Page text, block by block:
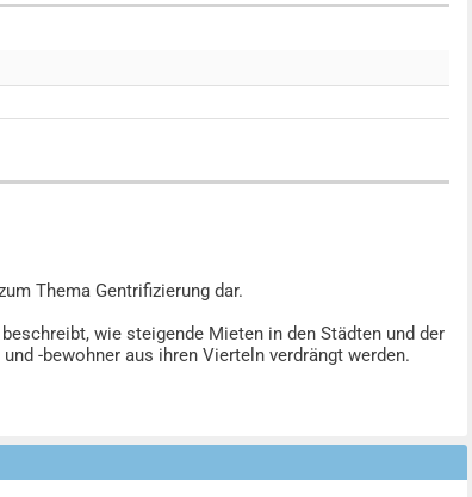
Thema Gentrifizierung dar.
wie steigende Mieten in den Städten und der
-bewohner aus ihren Vierteln verdrängt werden.
darstellt und eine erhebliche Herausforderung